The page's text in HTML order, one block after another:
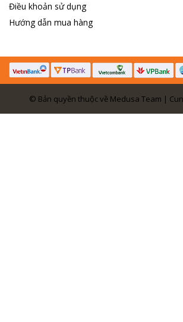
Điều khoản sử dụng
Hướng dẫn mua hàng
© Bản quyền thuộc về Medusa Team |